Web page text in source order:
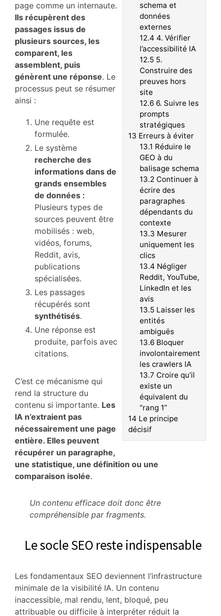
schema et
données
externes
12.4 4. Vérifier
l’accessibilité IA
12.55.
Construire des
preuves hors
site
12.66. Suivre les
prompts
stratégiques
13 Erreurs à éviter
13.1 Réduire le
GEO à du
balisage schema
13.2 Continuer à
écrire des
paragraphes
dépendants du
contexte
13.3 Mesurer
uniquement les
clics
13.4 Négliger
Reddit, YouTube,
LinkedIn et les
avis
13.5Laisser les
entités
ambiguës
13.6Bloquer
involontairement
les crawlers IA
13.7 Croire qu’il
existe un
équivalent du
“rang 1”
14 Le principe
décisif
page comme un internaute.
Ils récupèrent des
passages issus de
plusieurs sources, les
comparent, les
assemblent, puis
génèrent une réponse. Le
processus peut se résumer
ainsi :
Une requête est
formulée.
Le système
recherche des
informations dans de
grands ensembles
de données :
Plusieurs types de
sources peuvent être
mobilisés : web,
vidéos, forums,
Reddit, avis,
publications
spécialisées.
Les passages
récupérés sont
synthétisés.
Une réponse est
produite, parfois avec
citations.
C’est ce mécanisme qui
rend la structure du
contenu si importante. Les
IA n’extraient pas
nécessairement une page
entière. Elles peuvent
récupérer un paragraphe,
une statistique, une définition ou une
comparaison isolée.
Un contenu efficace doit donc être
compréhensible par fragments.
Le socle SEO reste indispensable
Les fondamentaux SEO deviennent l’infrastructure
minimale de la visibilité IA. Un contenu
inaccessible, mal rendu, lent, bloqué, peu
attribuable ou difficile à interpréter réduit la